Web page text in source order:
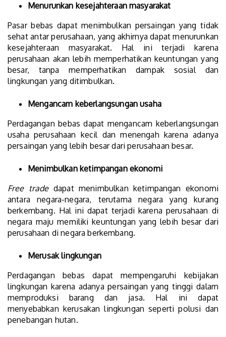
Menurunkan kesejahteraan masyarakat
Pasar bebas dapat menimbulkan persaingan yang tidak
sehat antar perusahaan, yang akhirnya dapat menurunkan
kesejahteraan masyarakat. Hal ini terjadi karena
perusahaan akan lebih memperhatikan keuntungan yang
besar, tanpa memperhatikan dampak sosial dan
lingkungan yang ditimbulkan.
Mengancam keberlangsungan usaha
Perdagangan bebas dapat mengancam keberlangsungan
usaha perusahaan kecil dan menengah karena adanya
persaingan yang lebih besar dari perusahaan besar.
Menimbulkan ketimpangan ekonomi
Free tradedapat menimbulkan ketimpangan ekonomi
antara negara-negara, terutama negara yang kurang
berkembang. Hal ini dapat terjadi karena perusahaan di
negara maju memiliki keuntungan yang lebih besar dari
perusahaan di negara berkembang.
Merusak lingkungan
Perdagangan bebas dapat mempengaruhi kebijakan
lingkungan karena adanya persaingan yang tinggi dalam
memproduksi barang dan jasa. Hal ini dapat
menyebabkan kerusakan lingkungan seperti polusi dan
penebangan hutan.